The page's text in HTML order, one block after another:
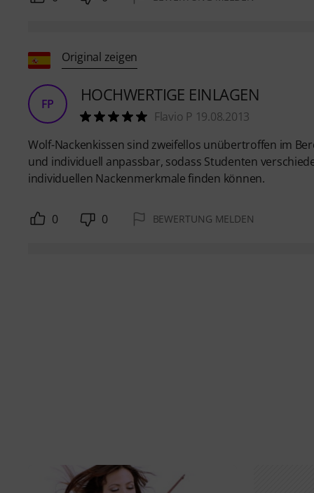
Original zeigen
FP HOCHWERTIGE EINLAGEN
Flavio P 19.08.2013
Wolf-Nackenkissen sind zweifellos unübertroffen im
und individuell anpassbar, sodass Studenten
individuellen Nackenmerkmale finden können.
0 0 BEWERTUNG MELDEN